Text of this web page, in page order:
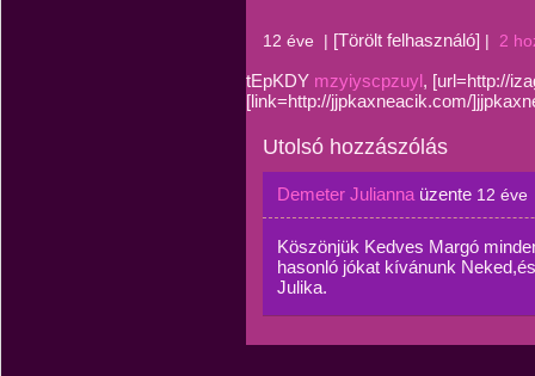
12 éve | [Törölt felhasználó] | 2
tEpKDY mzyiyscpzuyl, [url=http://
[link=http://jjpkaxneacik.com/
Utolsó hozzászólás
Demeter Julianna üzente 12 éve
Köszönjük Kedves Margó
hasonló jókat kívánunk
Julika.